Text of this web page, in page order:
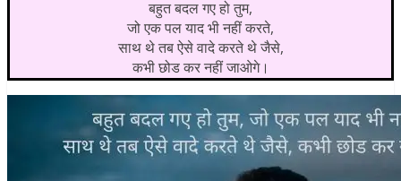
बहुत बदल गए हो तुम,
जो एक पल याद भी नहीं करते,
साथ थे तब ऐसे वादे करते थे जैसे,
कभी छोड कर नहीं जाओगे।